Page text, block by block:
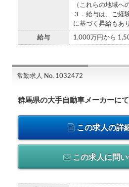
（これらの地域へ
３．給与は、ご経
に基づく昇給もあ
給与 1,000万円から
常勤求人 No. 1032472
群馬県の大手自動車メーカーに
この求人の詳
この求人に問